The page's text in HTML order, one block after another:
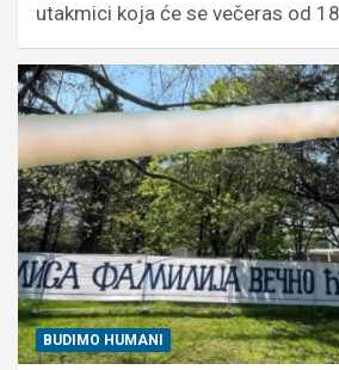
utakmici koja će se večeras od
BUDIMO HUMANI